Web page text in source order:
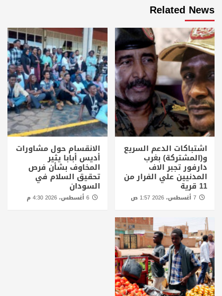
Related News
اشتباكات الدعم السريع
و(المشتركة) بغرب
دارفور تجبر الاف
المدنيين علي الفرار من
11 قرية
الانقسام حول مشاورات
أديس أبابا يثير
المخاوف بشأن فرص
تحقيق السلام في
السودان
6 أغسطس، 2026 4:30 م